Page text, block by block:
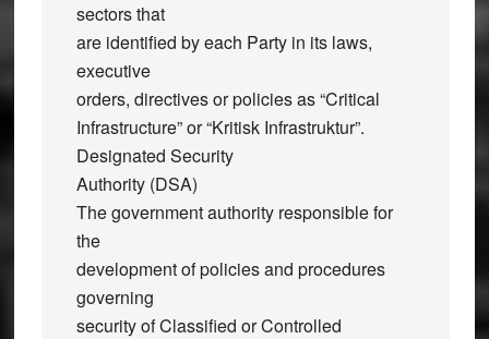
sectors that
are identified by each Party in its laws,
executive
orders, directives or policies as “Critical
Infrastructure” or “Kritisk Infrastruktur”.
Designated Security
Authority (DSA)
The government authority responsible for
the
development of policies and procedures
governing
security of Classified or Controlled